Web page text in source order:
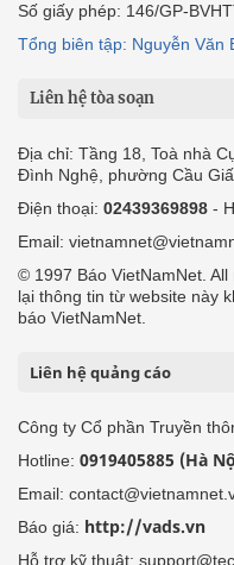
Số giấy phép: 146/GP-
Tổng biên tập: Nguyễn Văn
Liên hệ tòa soạn
Địa chỉ: Tầng 18, Toà nhà
Đình Nghệ, phường Cầu
Điện thoại: 02439369898 -
Email:
© 1997 Báo VietNamNet.
lại thông tin từ website này
báo VietNamNet.
Liên hệ quảng cáo
Công ty Cổ phần Truyền
Hotline: 0919405885 (Hà
Email:
Báo giá: http://vads.vn
Hỗ trợ kỹ thuật: